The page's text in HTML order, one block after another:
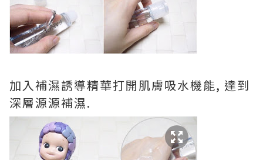
加入補濕誘導精華打開肌膚吸水機能, 達到
深層源源補濕.